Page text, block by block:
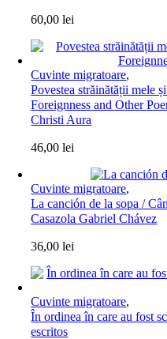
60,00lei
Cuvinte migratoare,
Povestea străinătății mele
Foreignness and Other
Christi Aura
46,00lei
Cuvinte migratoare,
La canción de la sopa /
Casazola Gabriel Chávez
36,00lei
Cuvinte migratoare,
În ordinea în care au fost
escritos